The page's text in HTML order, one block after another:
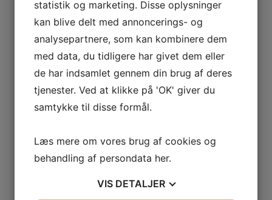
Reservedele til Edilkamin
Edilkamin gløderør keramisk (bl.a.
Evia, Nara, Bild)
649,00DKK
Reservedele til Edilkamin
Bund til Brændskål Edilkamin Tiny,
statistik og marketing. Disse oplysninger
kan blive delt med annoncerings- og
analysepartnere, som kan kombinere dem
med data, du tidligere har givet dem eller
de har indsamlet gennem din brug af deres
tjenester. Ved at klikke på 'OK' giver du
samtykke til disse formål.
Læs mere om vores brug af cookies og
behandling af persondata her.
VIS DETALJER